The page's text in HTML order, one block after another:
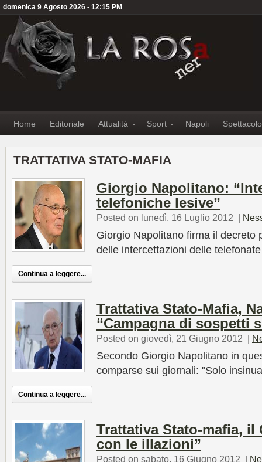
domenica 9 Agosto 2026 - 12:15 PM
Home Editoriale Attualità Sport Napoli Spettacolo
TRATTATIVA STATO-MAFIA
Giorgio Napolitano:
telefoniche lesive”
Posted on lunedì, 16 Luglio 2012 |
Giorgio Napolitano firma il decreto
delle intercettazioni delle
Continua a leggere...
Trattativa Stato-Mafia,
“Campagna di sospetti
Posted on giovedì, 21 Giugno 2012 |
Secondo Giorgio Napolitano in
comparse sui giornali: "Solo
Continua a leggere...
Trattativa Stato-mafia, il
con le illazioni”
Posted on sabato, 16 Giugno 2012 |